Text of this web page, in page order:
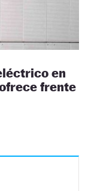
en
frente